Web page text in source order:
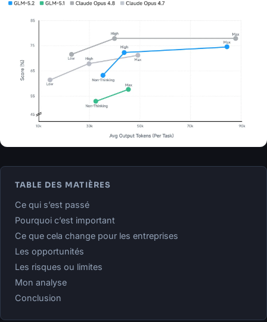
TABLE DES MATIÈRES
Ce qui s’est passé
Pourquoi c’est important
Ce que cela change pour les entreprises
Les opportunités
Les risques ou limites
Mon analyse
Conclusion